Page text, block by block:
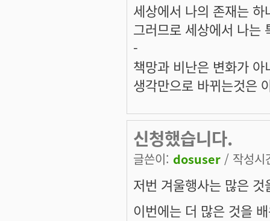
세상에서 나의 존재는 하
그러므로 세상에서 나는
-
책망과 비난은 변화가 아
생각만으로 바뀌는것은
신청했습니다.
글쓴이: dosuser / 작성
저번 겨울행사는 많은
이번에는 더 많은 것을